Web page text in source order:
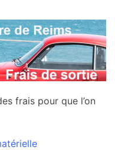
frais pour que l’on